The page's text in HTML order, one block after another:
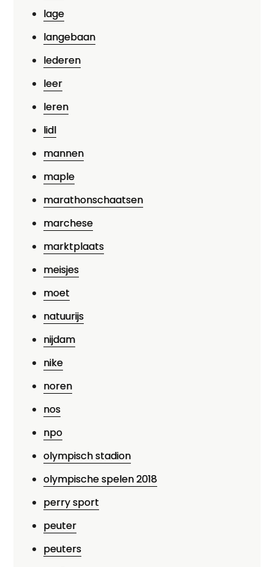
lage
langebaan
lederen
leer
leren
lidl
mannen
maple
marathonschaatsen
marchese
marktplaats
meisjes
moet
natuurijs
nijdam
nike
noren
nos
npo
olympisch stadion
olympische spelen 2018
perry sport
peuter
peuters